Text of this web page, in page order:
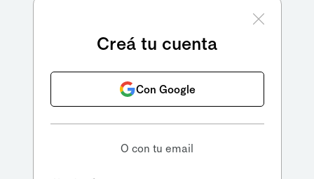
Creá tu cuenta
Con Google
O con tu email